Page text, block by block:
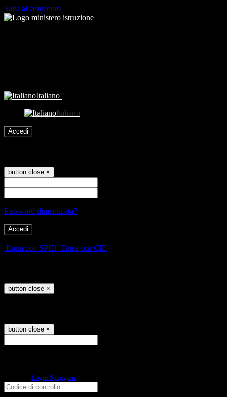
Salta al contenuto
Italiano
Italiano
Accedi
button close ×
Password dimenticata?
Entra con SPID Entra con CIE
button close ×
button close ×
Login Spaggiari